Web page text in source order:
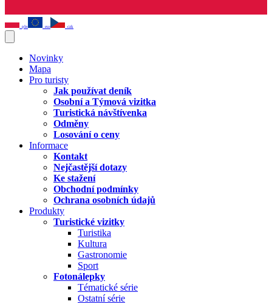
pln eur czk
Novinky
Mapa
Pro turisty
Jak používat deník
Osobní a Týmová vizitka
Turistická návštívenka
Odměny
Losování o ceny
Informace
Kontakt
Nejčastější dotazy
Ke stažení
Obchodní podmínky
Ochrana osobních údajů
Produkty
Turistické vizitky
Turistika
Kultura
Gastronomie
Sport
Fotonálepky
Tématické série
Ostatní série